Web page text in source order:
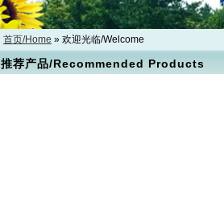
首页/Home » 欢迎光临/Welcome
推荐产品/Recommended Products